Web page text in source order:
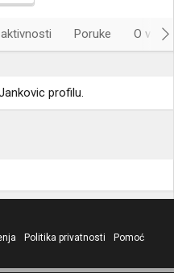
Poruke O
profilu.
Politika privatnosti
Pomoć